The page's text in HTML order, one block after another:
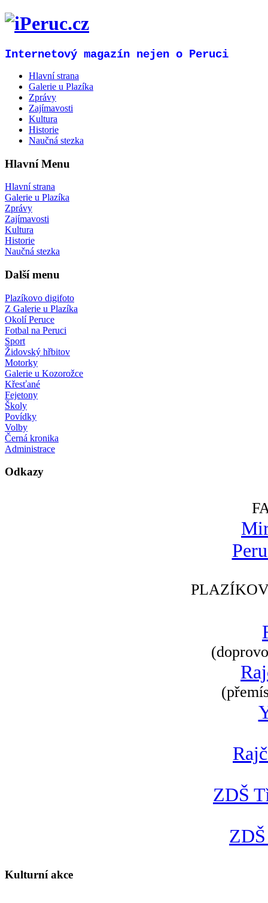
Internetový magazín nejen o Peruci
Hlavní strana
Galerie u Plazíka
Zprávy
Zajímavosti
Kultura
Historie
Naučná stezka
Hlavní Menu
Hlavní strana
Galerie u Plazíka
Zprávy
Zajímavosti
Kultura
Historie
Naučná stezka
Další menu
Plazíkovo digifoto
Z Galerie u Plazíka
Okolí Peruce
Fotbal na Peruci
Sport
Židovský hřbitov
Motorky
Galerie u Kozorožce
Křesťané
Fejetony
Školy
Povídky
Volby
Černá kronika
Administrace
Odkazy
ZDŠ
Kulturní akce